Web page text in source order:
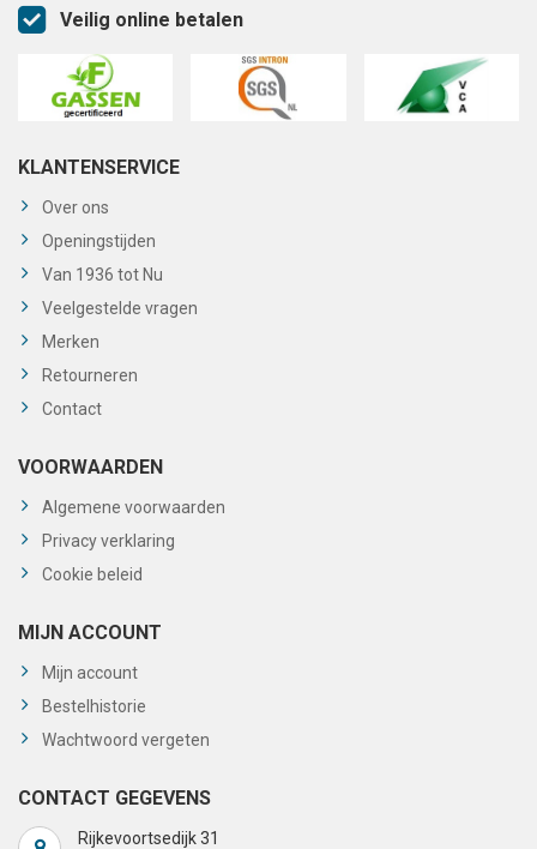
Veilig online betalen
KLANTENSERVICE
Over ons
Openingstijden
Van 1936 tot Nu
Veelgestelde vragen
Merken
Retourneren
Contact
VOORWAARDEN
Algemene voorwaarden
Privacy verklaring
Cookie beleid
MIJN ACCOUNT
Mijn account
Bestelhistorie
Wachtwoord vergeten
CONTACT GEGEVENS
Rijkevoortsedijk 31